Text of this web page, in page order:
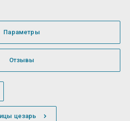
Параметры
Отзывы
цезарь